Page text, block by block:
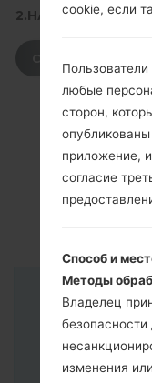
2.НАЖМИТЕ,
cookie, если
Пользователи
любые
сторон,
приложение,
согласие
Способ и
Методы
Владелец
изменения